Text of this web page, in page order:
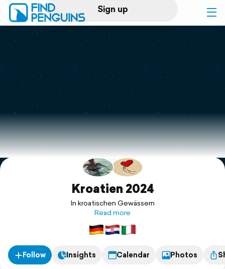
Sign up
Log in
Print a book
Flyover video
Explore
Kroatien 2024
In kroatischen Gewässern
Read more
Follow Insights Calendar Photos